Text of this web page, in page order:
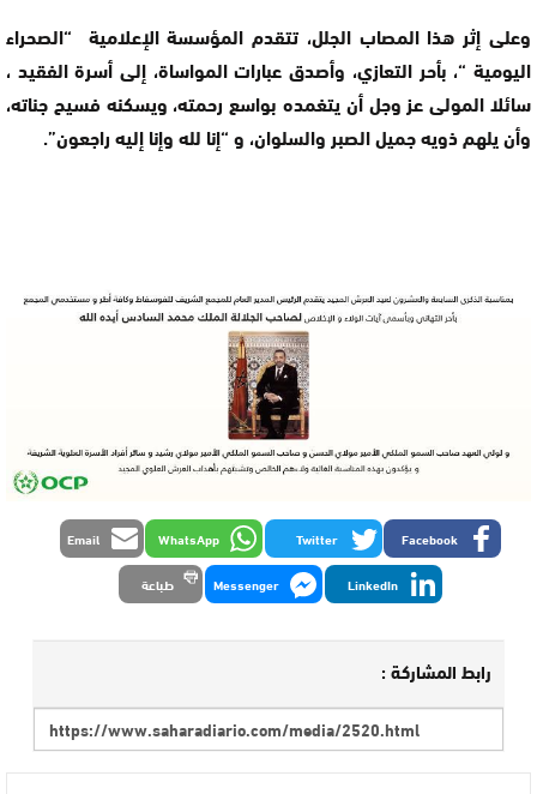
وعلى إثر هذا المصاب الجلل، تتقدم المؤسسة الإعلامية “الصحراء
اليومية “، بأحر التعازي، وأصدق عبارات المواساة، إلى أسرة الفقيد ،
سائلا المولى عز وجل أن يتغمده بواسع رحمته، ويسكنه فسيح جناته،
وأن يلهم ذويه جميل الصبر والسلوان، و “إنا لله وإنا إليه راجعون”.
Facebook
Twitter
WhatsApp
Email
LinkedIn
Messenger طباعة
رابط المشاركة :